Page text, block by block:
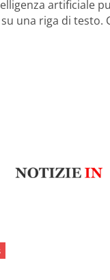
artificiale
una riga di testo.